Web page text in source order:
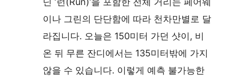
이나 그린의 단단함에 따라 천차만별로 달
라집니다. 오늘은 150미터 가던 샷이, 비
온 뒤 무른 잔디에서는 135미터밖에 가지
않을 수 있습니다. 이렇게 예측 불가능한